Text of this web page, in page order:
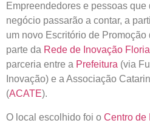
Empreendedores e pessoas
negócio passarão a contar, a
um novo Escritório de
parte da Rede de Inovação
parceria entre a Prefeitura (via
Inovação) e a Associação
(ACATE).
O local escolhido foi o Centro de